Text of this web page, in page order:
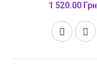
1 520.00 Грн